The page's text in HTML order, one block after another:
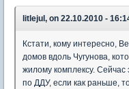
litlejul, on 22.10.2010 -
Кстати, кому интересно,
домов вдоль Чугунова,
жилому комплексу.
по ДДУ, если как раньше,